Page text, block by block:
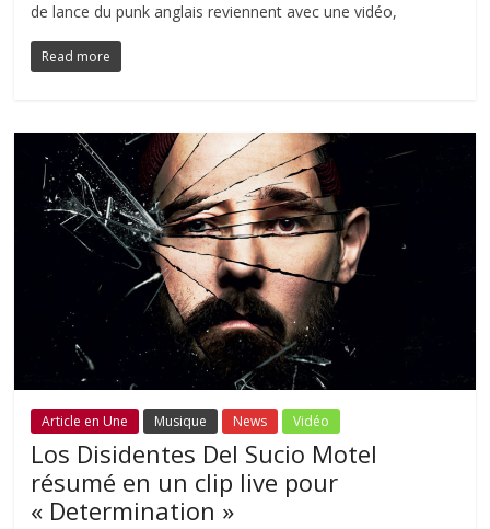
de lance du punk anglais reviennent avec une vidéo,
Read more
Article en Une Musique News Vidéo
Los Disidentes Del Sucio Motel
résumé en un clip live pour
« Determination »